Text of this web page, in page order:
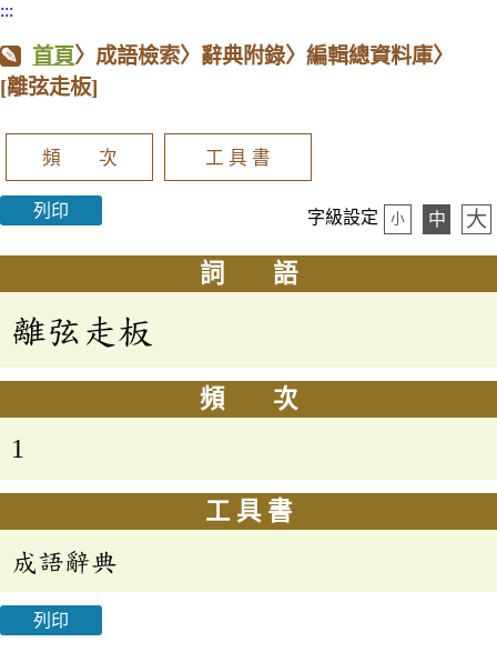
:::
首頁〉成語檢索〉辭典附錄〉編輯總資料庫〉
[離弦走板]
頻 次 工 具 書
列印 字級設定 小 中 大
詞 語
離弦走板
頻 次
1
工 具 書
成語辭典
列印